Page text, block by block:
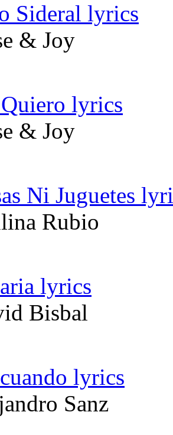
Sideral lyrics
& Joy
lyrics
& Joy
Ni Juguetes
Rubio
lyrics
Bisbal
lyrics
Sanz